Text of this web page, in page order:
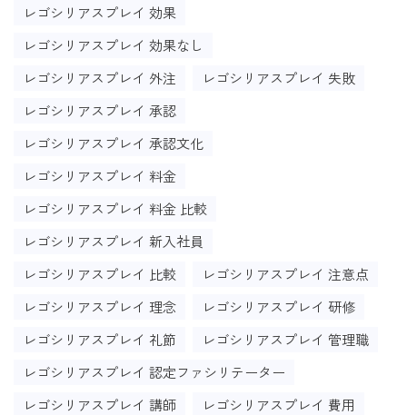
レゴシリアスプレイ 効果
レゴシリアスプレイ 効果なし
レゴシリアスプレイ 外注
レゴシリアスプレイ 失敗
レゴシリアスプレイ 承認
レゴシリアスプレイ 承認文化
レゴシリアスプレイ 料金
レゴシリアスプレイ 料金 比較
レゴシリアスプレイ 新入社員
レゴシリアスプレイ 比較
レゴシリアスプレイ 注意点
レゴシリアスプレイ 理念
レゴシリアスプレイ 研修
レゴシリアスプレイ 礼節
レゴシリアスプレイ 管理職
レゴシリアスプレイ 認定ファシリテーター
レゴシリアスプレイ 講師
レゴシリアスプレイ 費用